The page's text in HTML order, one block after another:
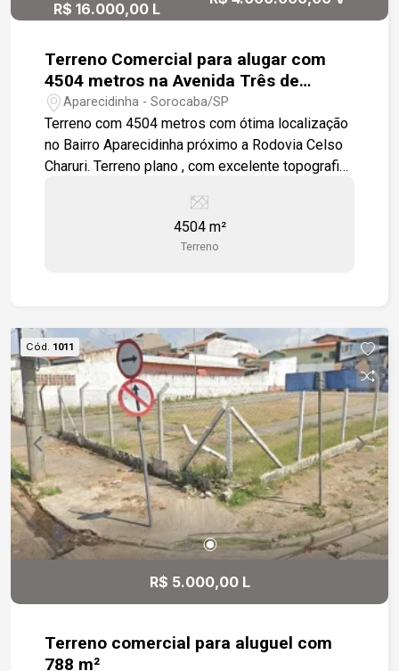
R$ 16.000,00 L
Terreno Comercial para alugar com
4504 metros na Avenida Três de
Março - Sorocaba
Aparecidinha - Sorocaba/SP
Terreno com 4504 metros com ótima localização
no Bairro Aparecidinha próximo a Rodovia Celso
Charuri. Terreno plano , com excelente topografia.
de saber mais informações ou agendar uma
4504 m²
Terreno
Cód. 1011
R$ 5.000,00 L
Terreno comercial para aluguel com
788 m²